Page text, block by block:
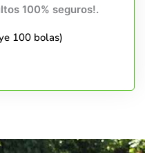
100% seguros!.
100 bolas)